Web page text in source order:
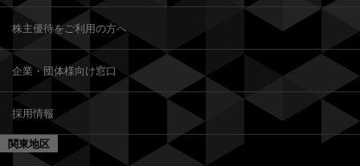
株主優待をご利用の方へ
企業・団体様向け窓口
採用情報
関東地区